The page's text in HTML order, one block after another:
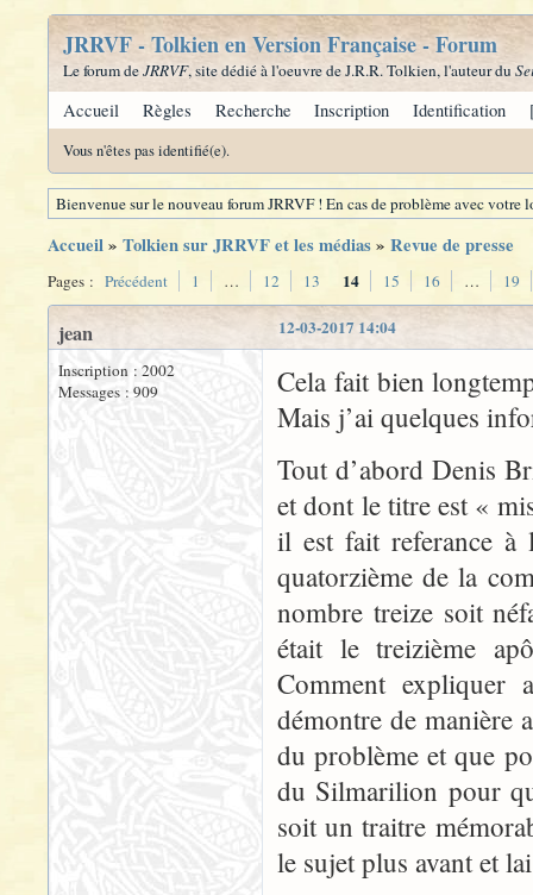
JRRVF - Tolkien en Version Française - Forum
Le forum deJRRVF, site dédié à l'oeuvre de J.R.R. Tolkien, l'auteur du
Accueil Règles Recherche Inscription Identification
Vous n'êtes pas identifié(e).
Bienvenue sur le nouveau forum JRRVF ! En cas de problème avec
Accueil» Tolkien sur JRRVF et les médias» Revue de presse
Pages : Précédent 1 … 12 13 14 15 16 … 19
12-03-2017 14:04
jean
Inscription : 2002
Messages : 909
Cela fait bien
Mais j’ai quelques
Tout d’abord Denis
et dont le titre est «
il est fait referance à
quatorzième de la
nombre treize soit
était le treizième
Comment expliquer
démontre de manière
du problème et que
du Silmarilion pour
soit un traitre
le sujet plus avant et